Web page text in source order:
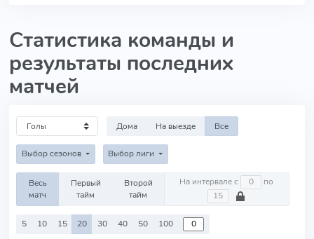
Статистика команды и
результаты последних
матчей
Дома На выезде Все
Выбор сезонов Выбор лиги
Весь
матч
Первый
тайм
Второй
тайм
На интервале с по
5 10 15 20 30 40 50 100